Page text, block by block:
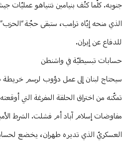
جنوبه. كلّما كثّف بنيامين نتنياهو
الذي منحه إيّاه ترامب، ستبقى حجّة
للدفاع عن إيران.
حسابات تبسيطيّة في واشنطن
سيحتاج لبنان إلى عمل دؤوب لرسم خريطة
تمكّنه من اختراق الحلقة المفرغة التي
مفاوضات إسلام آباد أم فشلت. الشرط
العسكريّ الذي تديره طهران، يخضع